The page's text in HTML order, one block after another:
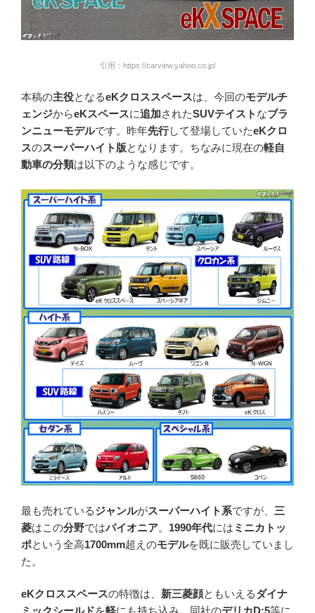
引用：https://carview.yahoo.co.jp/
本稿の主役となるeKクロススペースは、今回のモデルチ
ェンジからeKスペースに追加されたSUVテイスト なブラ
ンニューモデルです。昨年先行して登場していたeKクロ
スのスーパーハイト版となります。ちなみに現在の軽自
動車の分類は以下のような感じです。
最も売れているジャンルがスーパーハイト系ですが、 三
菱はこの分野ではパイオニア。 1990年代には ミニカトッ
ポという全高1700mm超えのモデルを既に販売していまし
た。
eKクロススペースの特徴は、 新三菱顔ともいえるダイナ